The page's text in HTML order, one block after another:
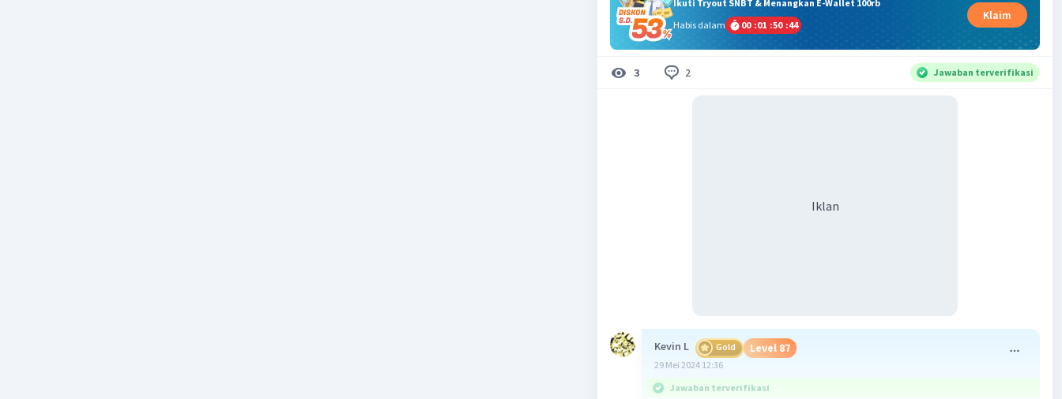
Ikuti Tryout SNBT & Menangkan E-Wallet 100rb
Habis dalam
00 :01 :50 :43
Klaim
3 2 Jawaban terverifikasi
Iklan
Kevin L Gold Level 87
29 Mei 2024 12:36
Jawaban terverifikasi